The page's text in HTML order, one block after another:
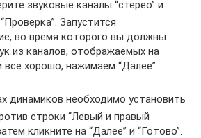
звуковые каналы “стерео” и
Запустится
во время которого вы должны
из каналов, отображаемых на
все хорошо, нажимаем “Далее”.
динамиков необходимо установить
строки “Левый и правый
кликните на “Далее” и “Готово”.